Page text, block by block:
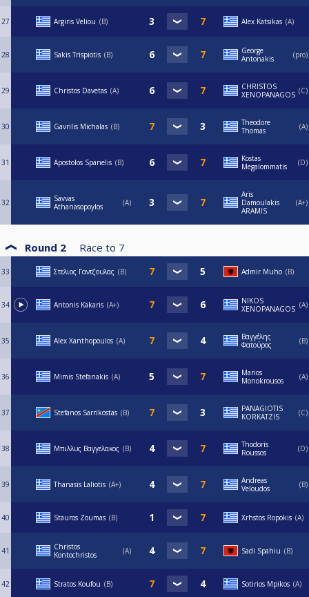
27 Argiris Veliou B Alex Katsikas A
28 Sakis Trispiotis B
George
Antonakis
pro
29 Christos Davetas A
CHRISTOS
XENOPANAGOS
C
30 Gavrilis Michalas B
Theodore
Thomas
A
31 Apostolos Spanelis B
Kostas
Megalommatis
D
32
Savvas
Athanasopoylos
A
Aris
Damoulakis
ARAMIS
A+
Round 2 Race to 7
33 Στελιος Γαντζουλας B Admir Muho B
34 Antonis Kakaris A+
NIKOS
XENOPANAGOS
A
35 Alex Xanthopoulos A
Βαγγέλης
Φατούρος
B
36 Mimis Stefanakis A
Marios
Monokrousos
A
37 Stefanos Sarrikostas Β
PANAGIOTIS
KORKATZIS
C
38 Μπιλλυς Βαγγελακος B
Thodoris
Roussos
D
39 Thanasis Laliotis A+
Andreas
Veloudos
B
40 Stauros Zoumas B Xrhstos Ropokis A
41
Christos
Kontochristos
A Sadi Spahiu Β
42 Stratos Koufou B Sotirios Mpikos A